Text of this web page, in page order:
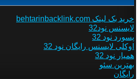
خرید بک لینک behtarinbacklink.com
لایسنس نود32
پسورد نود 32
اوکلی لایسنس رایگان نود 32
همیار نود 32
بهترین سئو
رایگان